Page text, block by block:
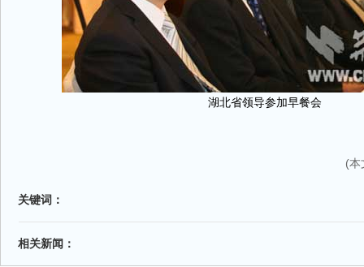
湖北省领导参加早餐会
(本
关键词：
相关新闻：